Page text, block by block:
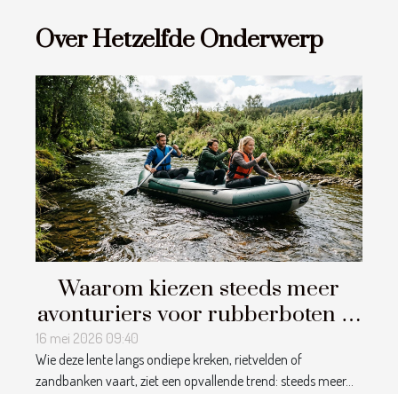
Over Hetzelfde Onderwerp
Waarom kiezen steeds meer
avonturiers voor rubberboten in
ondiepe wateren?
16 mei 2026 09:40
Wie deze lente langs ondiepe kreken, rietvelden of
zandbanken vaart, ziet een opvallende trend: steeds meer...